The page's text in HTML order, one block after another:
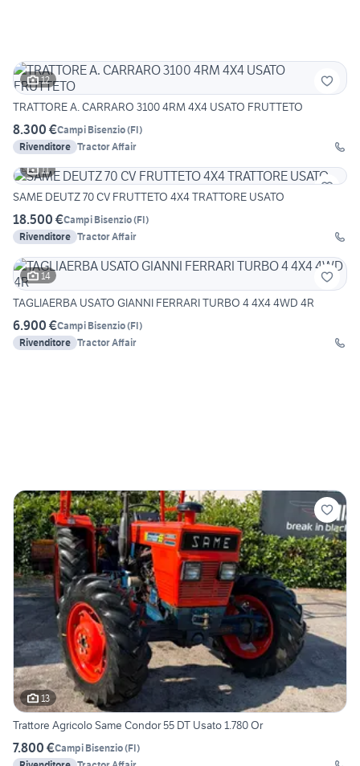
12
TRATTORE A. CARRARO 3100 4RM 4X4 USATO FRUTTETO
8.300 €Campi Bisenzio(FI)
Rivenditore Tractor Affair
11
SAME DEUTZ 70 CV FRUTTETO 4X4 TRATTORE USATO
18.500 €Campi Bisenzio(FI)
Rivenditore Tractor Affair
14
TAGLIAERBA USATO GIANNI FERRARI TURBO 4 4X4 4WD 4R
6.900 €Campi Bisenzio(FI)
Rivenditore Tractor Affair
13
Trattore Agricolo Same Condor 55 DT Usato 1.780 Or
7.800 €Campi Bisenzio(FI)